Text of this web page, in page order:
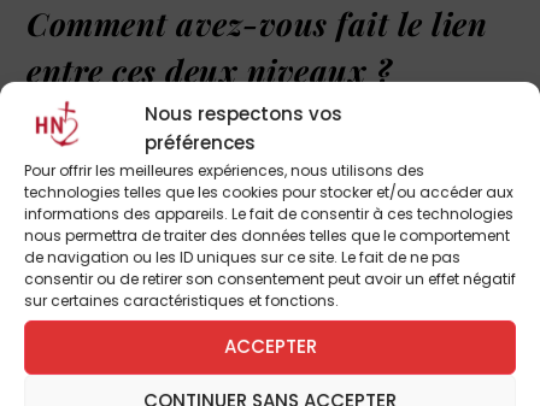
Nous respectons vos
préférences
Pour offrir les meilleures expériences, nous utilisons des
technologies telles que les cookies pour stocker et/ou accéder aux
informations des appareils. Le fait de consentir à ces technologies
nous permettra de traiter des données telles que le comportement
de navigation ou les ID uniques sur ce site. Le fait de ne pas
consentir ou de retirer son consentement peut avoir un effet négatif
sur certaines caractéristiques et fonctions.
ACCEPTER
CONTINUER SANS ACCEPTER
Comment avez-vous fait le lien
entre ces deux niveaux ?
C’était un défi, car il fallait trouver le ton
juste pour aborder des sujets aussi graves
avec des enfants. J’ai opté pour un format
narratif, en m’inspirant d’une petite fille qui a
perdu son parrain. À travers ses questions
parfois très directes, j’ai pu aborder des
émotions complexes, comme le travail de
deuil, la tristesse des parents, mais aussi
l’espérance chrétienne. J’ai constaté que